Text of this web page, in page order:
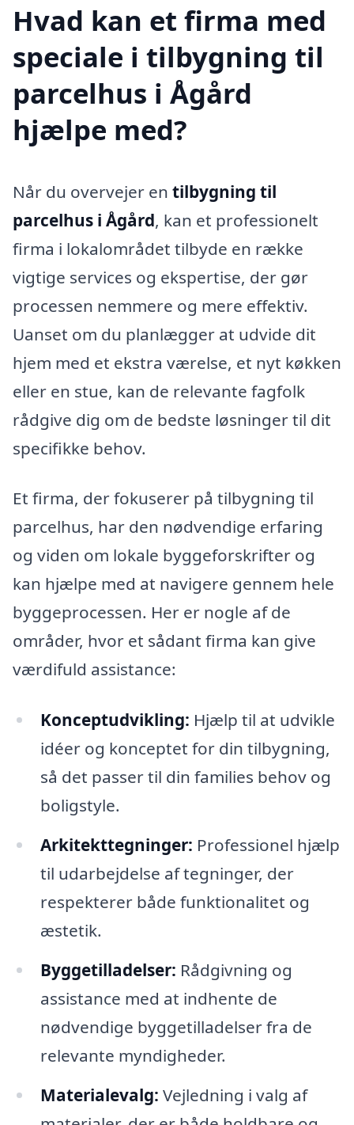
Hvad kan et firma med
speciale i tilbygning til
parcelhus i Ågård
hjælpe med?
Når du overvejer en tilbygning til
parcelhus i Ågård, kan et professionelt
firma i lokalområdet tilbyde en række
vigtige services og ekspertise, der gør
processen nemmere og mere effektiv.
Uanset om du planlægger at udvide dit
hjem med et ekstra værelse, et nyt køkken
eller en stue, kan de relevante fagfolk
rådgive dig om de bedste løsninger til dit
specifikke behov.
Et firma, der fokuserer på tilbygning til
parcelhus, har den nødvendige erfaring
og viden om lokale byggeforskrifter og
kan hjælpe med at navigere gennem hele
byggeprocessen. Her er nogle af de
områder, hvor et sådant firma kan give
værdifuld assistance:
Konceptudvikling: Hjælp til at udvikle
idéer og konceptet for din tilbygning,
så det passer til din families behov og
boligstyle.
Arkitekttegninger: Professionel hjælp
til udarbejdelse af tegninger, der
respekterer både funktionalitet og
æstetik.
Byggetilladelser: Rådgivning og
assistance med at indhente de
nødvendige byggetilladelser fra de
relevante myndigheder.
Materialevalg: Vejledning i valg af